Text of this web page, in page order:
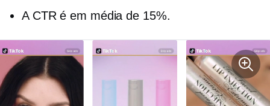
A CTR é em média de 15%.